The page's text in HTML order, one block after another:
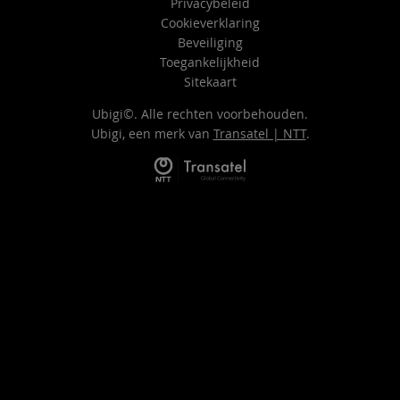
Cookieverklaring
Beveiliging
Toegankelijkheid
Sitekaart
Ubigi©. Alle rechten voorbehouden.
Ubigi, een merk van Transatel | NTT.